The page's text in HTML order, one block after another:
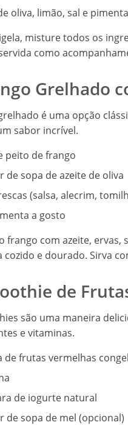
oliva, limão, sal e
misture todos os
como
Grelhado
é uma opção
sabor incrível.
peito de frango
de sopa de azeite de oliva
(salsa, alecrim,
a gosto
frango com azeite,
cozido e dourado. Sirva
de
são uma maneira
e vitaminas.
de frutas vermelhas
de iogurte natural
de sopa de mel (opcional)